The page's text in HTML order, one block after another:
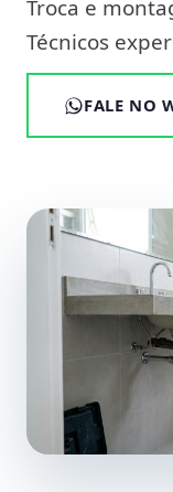
Troca e
Técnicos
FALE NO